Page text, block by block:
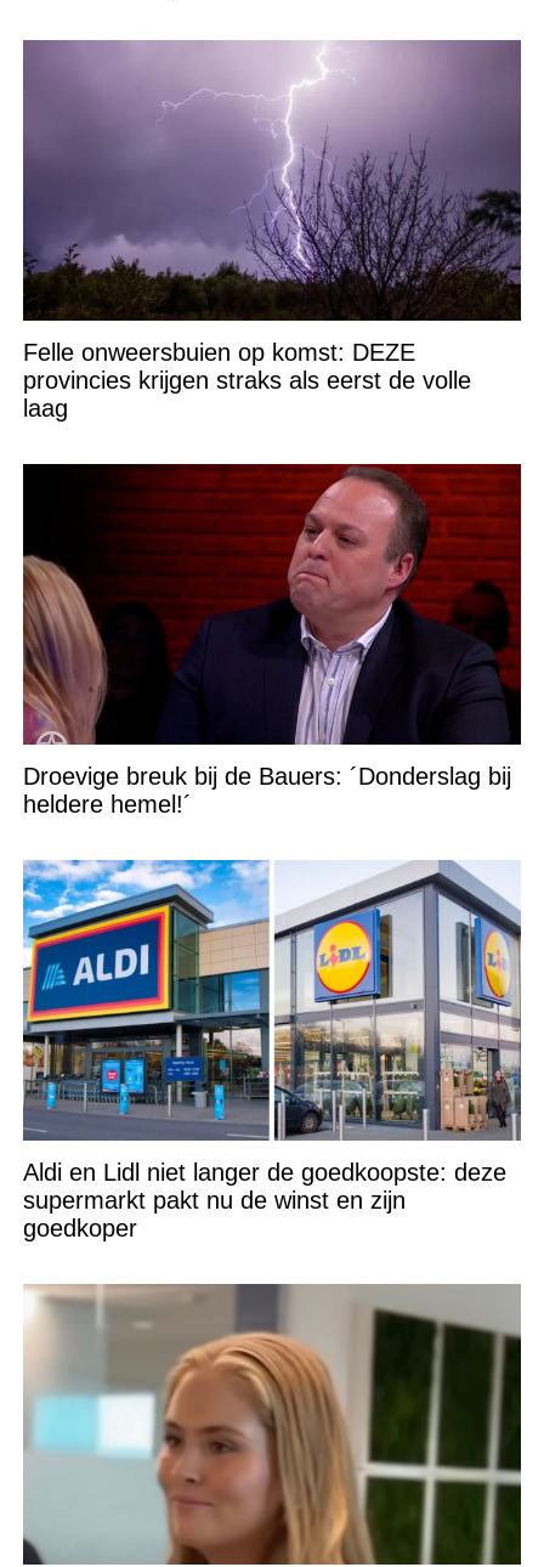
Felle onweersbuien op komst: DEZE
provincies krijgen straks als eerst de volle
laag
Droevige breuk bij de Bauers: ´Donderslag bij
heldere hemel!´
Aldi en Lidl niet langer de goedkoopste: deze
supermarkt pakt nu de winst en zijn
goedkoper